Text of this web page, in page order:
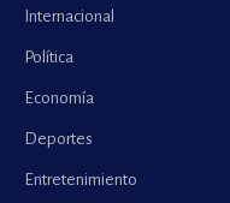
Internacional
Política
Economía
Deportes
Entretenimiento